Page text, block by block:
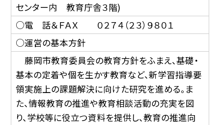
センター内 教育庁舎３階)
○電 話＆ＦＡＸ ０２７４（２３）９８０１
○運営の基本方針
藤岡市教育委員会の教育方針をふまえ、基礎・
基本の定着や個を生かす教育など、新学習指導要
領実施上の課題解決に向けた研究を進める。ま
た、情報教育の推進や教育相談活動の充実を図
り、学校等に役立つ資料を提供し、教育の推進向